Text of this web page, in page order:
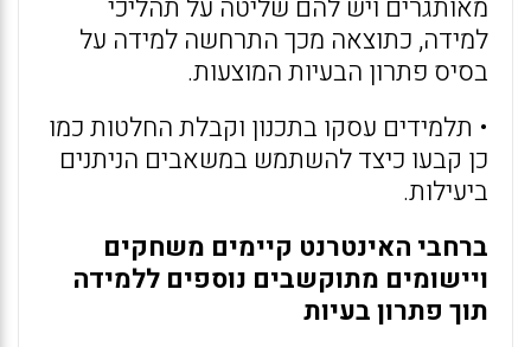
מאותגרים ויש להם שליטה על תהליכי
למידה, כתוצאה מכך התרחשה למידה על
בסיס פתרון הבעיות המוצעות.
• תלמידים עסקו בתכנון וקבלת החלטות כמו
כן קבעו כיצד להשתמש במשאבים הניתנים
ביעילות.
ברחבי האינטרנט קיימים משחקים
ויישומים מתוקשבים נוספים ללמידה
תוך פתרון בעיות